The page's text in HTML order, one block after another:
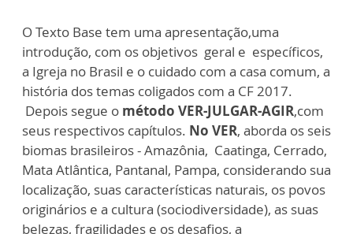
O Texto Base tem uma apresentação,uma
introdução, com os objetivos geral e específicos,
a Igreja no Brasil e o cuidado com a casa comum, a
história dos temas coligados com a CF 2017.
Depois segue o método VER-JULGAR-AGIR,com
seus respectivos capítulos. No VER, aborda os seis
biomas brasileiros - Amazônia, Caatinga, Cerrado,
Mata Atlântica, Pantanal, Pampa, considerando sua
localização, suas características naturais, os povos
originários e a cultura (sociodiversidade), as suas
belezas, fragilidades e os desafios, a